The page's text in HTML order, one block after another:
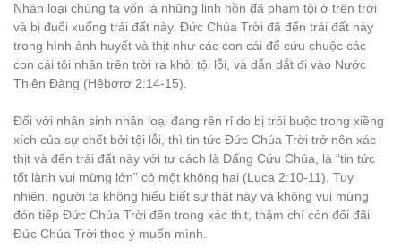
Nhân loại chúng ta vốn là những linh hồn đã phạm tội ở trên trời
và bị đuổi xuống trái đất này. Đức Chúa Trời đã đến trái đất này
trong hình ảnh huyết và thịt như các con cái để cứu chuộc các
con cái tội nhân trên trời ra khỏi tội lỗi, và dẫn dắt đi vào Nước
Thiên Đàng (Hêbơrơ 2:14-15).
Đối với nhân sinh nhân loại đang rên rỉ do bị trói buộc trong xiềng
xích của sự chết bởi tội lỗi, thì tin tức Đức Chúa Trời trở nên xác
thịt và đến trái đất này với tư cách là Đấng Cứu Chúa, là “tin tức
tốt lành vui mừng lớn” có một không hai (Luca 2:10-11). Tuy
nhiên, người ta không hiểu biết sự thật này và không vui mừng
đón tiếp Đức Chúa Trời đến trong xác thịt, thậm chí còn đối đãi
Đức Chúa Trời theo ý muốn mình.